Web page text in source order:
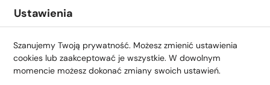
Przejdź do menu.
Przejdź do wyszukiwarki.
Przejdź do treści.
Przejdź do ustawień wielkości czcionki.
Włącz wersję kontrastową strony.
Ustawienia
Szanujemy Twoją prywatność. Możesz zmienić ustawienia
cookies lub zaakceptować je wszystkie. W dowolnym
momencie możesz dokonać zmiany swoich ustawień.